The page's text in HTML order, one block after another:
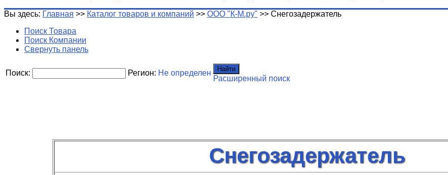
Вы здесь: Главная >> Каталог товаров и компаний >> ООО "К-М.ру" >> Снегозадержатель
Поиск Товара
Поиск Компании
Свернуть панель
Поиск: Регион: Не определен Найти
Расширенный поиск
Снегозадержатель